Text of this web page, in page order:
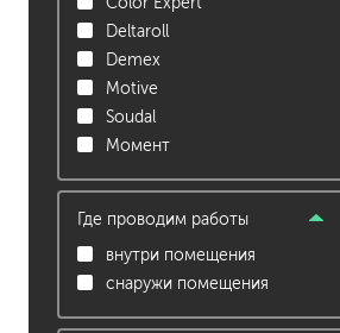
Deltaroll
Demex
Motive
Soudal
Момент
Где проводим работы
внутри помещения
снаружи помещения